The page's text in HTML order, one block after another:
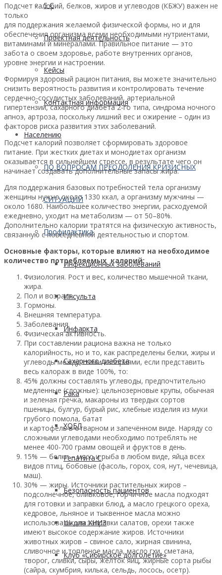
5 С
Проектная деятельность
Кейсы
Контактная информация
Населению
ПО ВОПРОСАМ ПРЕОДОЛЕНИЯ КРИЗИСНЫХ
СИТУАЦИЙ
Профилактика
Инфекционных заболеваний
Инсульта
Инфаркта
Сахарного диабета
Рака
ХОБЛ
Гепатита С
Безопасность пациентов
Школа ХНИЗ
Клуб «Сибирское долголетие»
Подсчет калорий, белков, жиров и углеводов (КБЖУ) важен не
только
для поддержания желаемой физической формы, но и для
обеспечения организма всеми необходимыми нутриентами,
витаминами и минералами. Правильное питание — это
забота о своем здоровье, работе внутренних органов,
уровне энергии и настроении.
Формируя здоровый рацион питания, вы можете значительно
снизить вероятность развития и контролировать течение
сердечно-сосудистых заболеваний, артериальной
гипертензии, сахарного диабета 2-го типа, синдрома ночного
апноэ, артроза, поскольку лишний вес и ожирение – один из
факторов риска развития этих заболеваний.
Подсчет калорий позволяет сформировать здоровое
питание. При жестких диетах и монодиетах организм
оказывается в сильнейшем стрессе, в результате чего он
начинает создавать дополнительные запасы жира.
Для поддержания базовых потребностей тела организму
женщины нужно около 1330 ккал, а организму мужчины —
около 1680. Наибольшее количество энергии, расходуемой
ежедневно, уходит на метаболизм — от 50–80%.
Дополнительно калории тратятся на физическую активность,
связанную с повседневной деятельностью и спортом.
Основные факторы, которые влияют на необходимое
количество потребляемых калорий:
Физиология. Рост и вес, количество мышечной ткани,
жира.
Пол и возраст.
Гормоны.
Внешняя температура.
Заболевания.
Физическая активность.
При составлении рациона важна не только
калорийность, но и то, как распределены белки, жиры и
углеводы между этими калориями, если представить
весь калораж в виде 100%, то:
45% должны составлять углеводы, предпочтительно
медленные (сложные): цельнозерновые крупы, обычная
и зеленая гречка, макароны из твердых сортов
пшеницы, булгур, бурый рис, хлебные изделия из муки
грубого помола, батат
и картофель в отварном и запечённом виде. Наряду со
сложными углеводами необходимо потреблять не
менее 400-700 грамм овощей и фруктов в день.
15% — белки – мясо и рыба в любом виде, яйца всех
видов птиц, бобовые (фасоль, горох, соя, нут, чечевица,
маш).
30% — жиры. Источники растительных жиров –
подсолнечное, оливковое, горчичное масла подходят
для готовки и заправки блюд, а масло грецкого ореха,
кедровое, льняное и тыквенное масла можно
использовать для заправки салатов, орехи также
имеют высокое содержание жиров. Источники
животных жиров – свиное сало, жирная свинина,
сливочное и топленое масла, масло гхи, сметана,
творог, сливки, сыры, желток яиц, жирные сорта рыбы
(сайра, скумбрия, килька, сельдь, лосось, осетр).